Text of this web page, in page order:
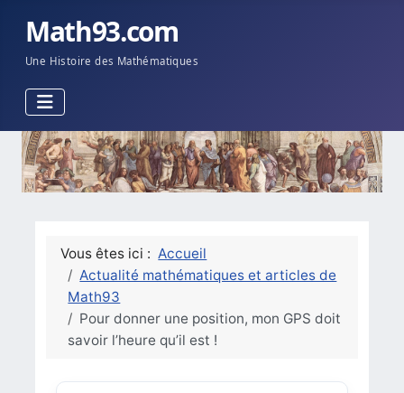
Math93.com
Une Histoire des Mathématiques
Vous êtes ici : Accueil
Actualité mathématiques et articles de
Math93
Pour donner une position, mon GPS doit
savoir l’heure qu’il est !